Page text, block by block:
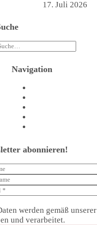
17. Juli 2026
Navigation
abonnieren!
werden gemäß unserer
und verarbeitet.